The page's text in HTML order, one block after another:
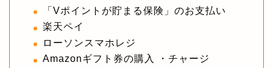
「Vポイントが貯まる保険」のお支払い
楽天ペイ
ローソンスマホレジ
Amazonギフト券の購入 ・チャージ